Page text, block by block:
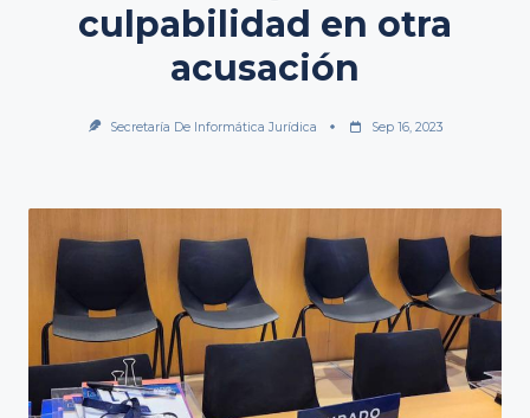
culpabilidad en otra
acusación
Secretaría De Informática Jurídica Sep 16, 2023